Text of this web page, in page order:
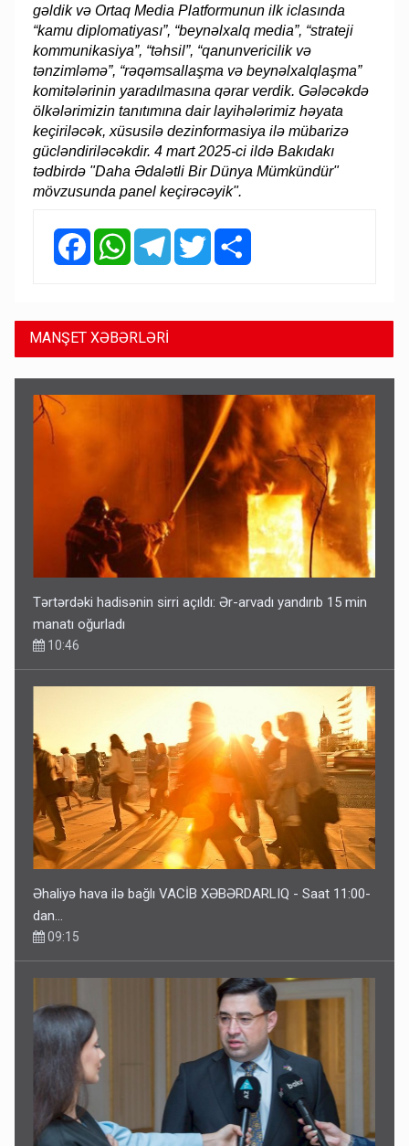
gəldik və Ortaq Media Platformunun ilk iclasında
“kamu diplomatiyası”, “beynəlxalq media”, “strateji
kommunikasiya”, “təhsil”, “qanunvericilik və
tənzimləmə”, “rəqəmsallaşma və beynəlxalqlaşma”
komitələrinin yaradılmasına qərar verdik. Gələcəkdə
ölkələrimizin tanıtımına dair layihələrimiz həyata
keçiriləcək, xüsusilə dezinformasiya ilə mübarizə
gücləndiriləcəkdir. 4 mart 2025-ci ildə Bakıdakı
tədbirdə "Daha Ədalətli Bir Dünya Mümkündür"
mövzusunda panel keçirəcəyik".
FacebookWhatsAppTelegramTwitter
MANŞET XƏBƏRLƏRİ
Tərtərdəki hadisənin sirri açıldı: Ər-arvadı yandırıb 15 min
manatı oğurladı
10:46
Əhaliyə hava ilə bağlı VACİB XƏBƏRDARLIQ - Saat 11:00-
dan…
09:15